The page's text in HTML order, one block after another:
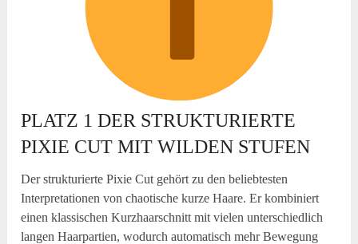
PLATZ 1 DER STRUKTURIERTE
PIXIE CUT MIT WILDEN STUFEN
Der strukturierte Pixie Cut gehört zu den beliebtesten
Interpretationen von chaotische kurze Haare. Er kombiniert
einen klassischen Kurzhaarschnitt mit vielen unterschiedlich
langen Haarpartien, wodurch automatisch mehr Bewegung